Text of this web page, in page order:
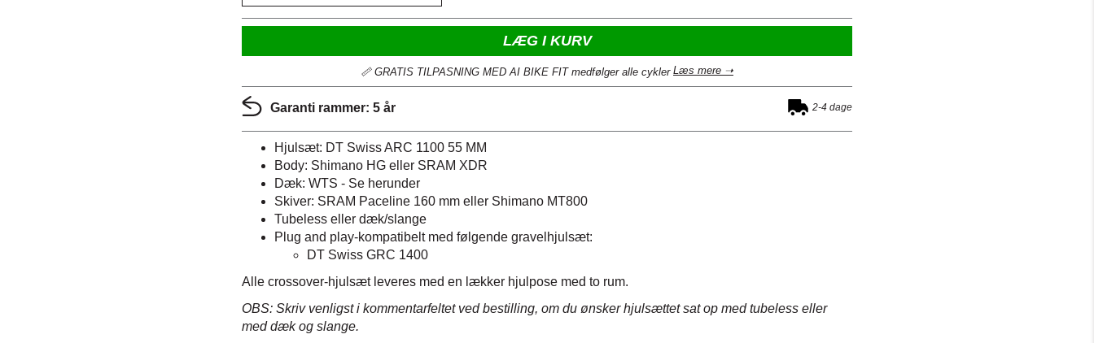
LÆG I KURV
📏 GRATIS TILPASNING MED AI BIKE FIT medfølger alle cykler Læs mere ➝
Garanti rammer: 5 år 2-4 dage
Hjulsæt: DT Swiss ARC 1100 55 MM
Body: Shimano HG eller SRAM XDR
Dæk: WTS - Se herunder
Skiver: SRAM Paceline 160 mm eller Shimano MT800
Tubeless eller dæk/slange
Plug and play-kompatibelt med følgende gravelhjulsæt:
DT Swiss GRC 1400
Alle crossover-hjulsæt leveres med en lækker hjulpose med to rum.
OBS: Skriv venligst i kommentarfeltet ved bestilling, om du ønsker hjulsættet sat op med tubeless eller
med dæk og slange.